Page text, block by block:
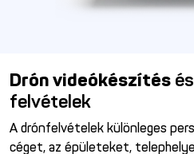
Drón videókészítés
felvételek
A drónfelvételek különleges
céget, az épületeket,